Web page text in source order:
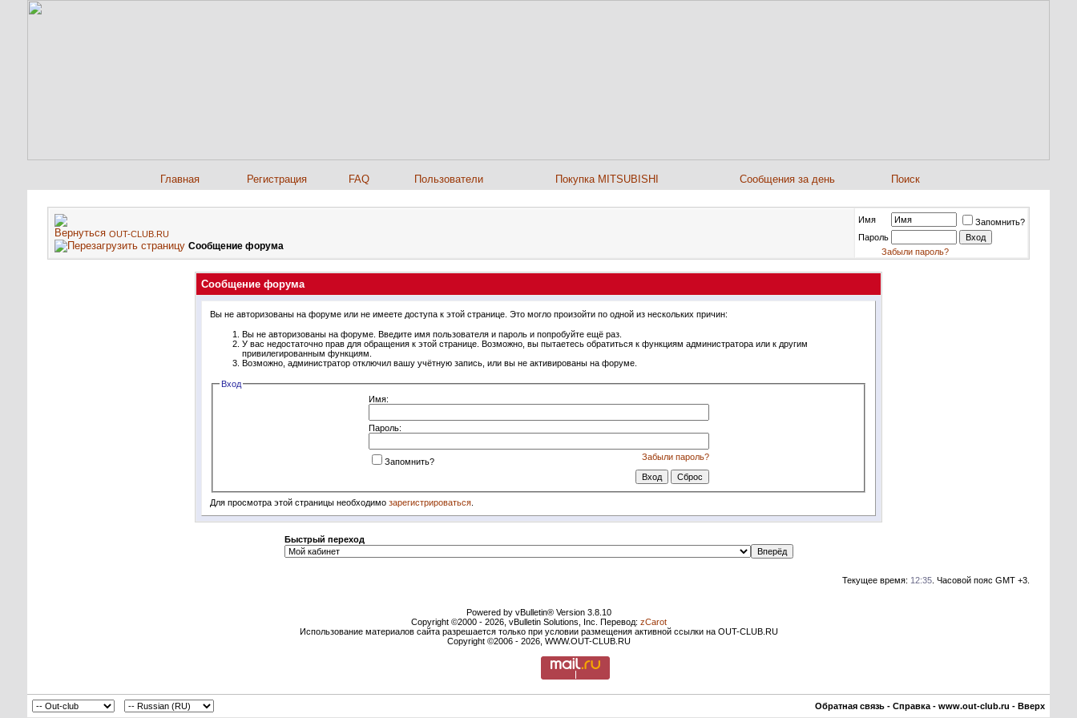
Главная Регистрация FAQ Пользователи Покупка MITSUBISHI Сообщения за день Поиск
OUT-CLUB.RU
Сообщение форума
Имя
Запомнить?
Пароль
Забыли пароль?
Сообщение форума
Вы не авторизованы на форуме или не имеете доступа к этой странице. Это могло произойти по одной из нескольких причин:
Вы не авторизованы на форуме. Введите имя пользователя и пароль и попробуйте ещё раз.
У вас недостаточно прав для обращения к этой странице. Возможно, вы пытаетесь обратиться к функциям администратора или к другим
привилегированным функциям.
Возможно, администратор отключил вашу учётную запись, или вы не активированы на форуме.
Вход
Имя:
Пароль:
Забыли пароль?
Запомнить?
Для просмотра этой страницы необходимо зарегистрироваться
Быстрый переход
Текущее время: 12:35 . Часовой пояс GMT +3.
Powered by vBulletin® Version 3.8.10
Copyright ©2000 - 2026, vBulletin Solutions, Inc. Перевод: zCarot
Использование материалов сайта разрешается только при условии размещения активной ссылки на OUT-CLUB.RU
Copyright ©2006 - 2026, WWW.OUT-CLUB.RU
Обратная связь - Справка - www.out-club.ru - Вверх